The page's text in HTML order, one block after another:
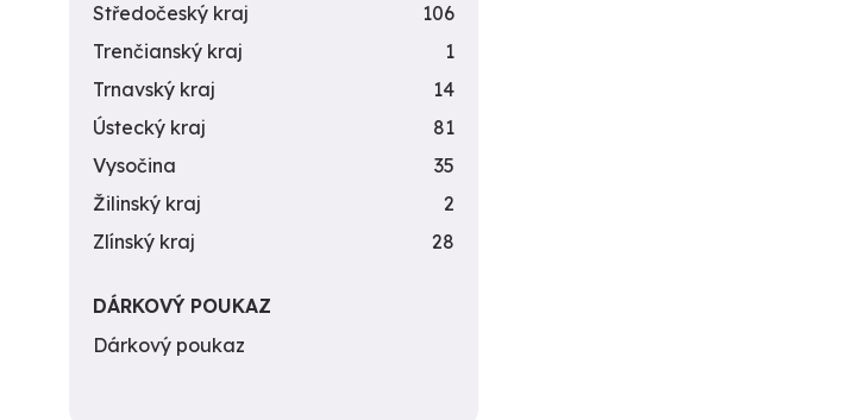
Středočeský kraj
106
Trenčianský kraj
1
Trnavský kraj
14
Ústecký kraj
81
Vysočina
35
Žilinský kraj
2
Zlínský kraj
28
DÁRKOVÝ POUKAZ
Dárkový poukaz